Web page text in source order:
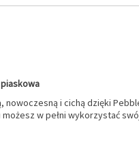
i cichą dzięki
w pełni wykorzystać